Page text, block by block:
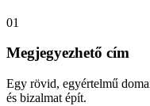
01
Megjegyezhető cím
Egy rövid, egyértelmű
és bizalmat épít.